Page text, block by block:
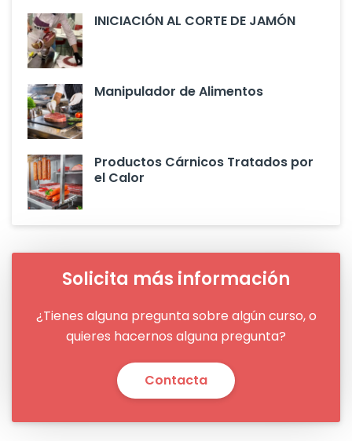
INICIACIÓN AL CORTE DE JAMÓN
Manipulador de Alimentos
Productos Cárnicos Tratados por
el Calor
Solicita más información
¿Tienes alguna pregunta sobre algún curso, o
quieres hacernos alguna pregunta?
Contacta